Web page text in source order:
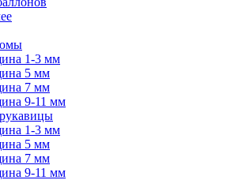
1-3 мм
5 мм
7 мм
9-11 мм
1-3 мм
5 мм
7 мм
9-11 мм